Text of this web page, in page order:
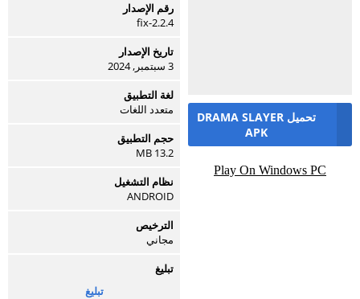
تحميل DRAMA SLAYER
APK
Play On Windows PC
رقم الإصدار
2.2.4-fix
تاريخ الإصدار
3 سبتمبر, 2024
لغة التطبيق
متعدد اللغات
حجم التطبيق
13.2 MB
نظام التشغيل
ANDROID
الترخيص
مجاني
تبليغ
تبليغ